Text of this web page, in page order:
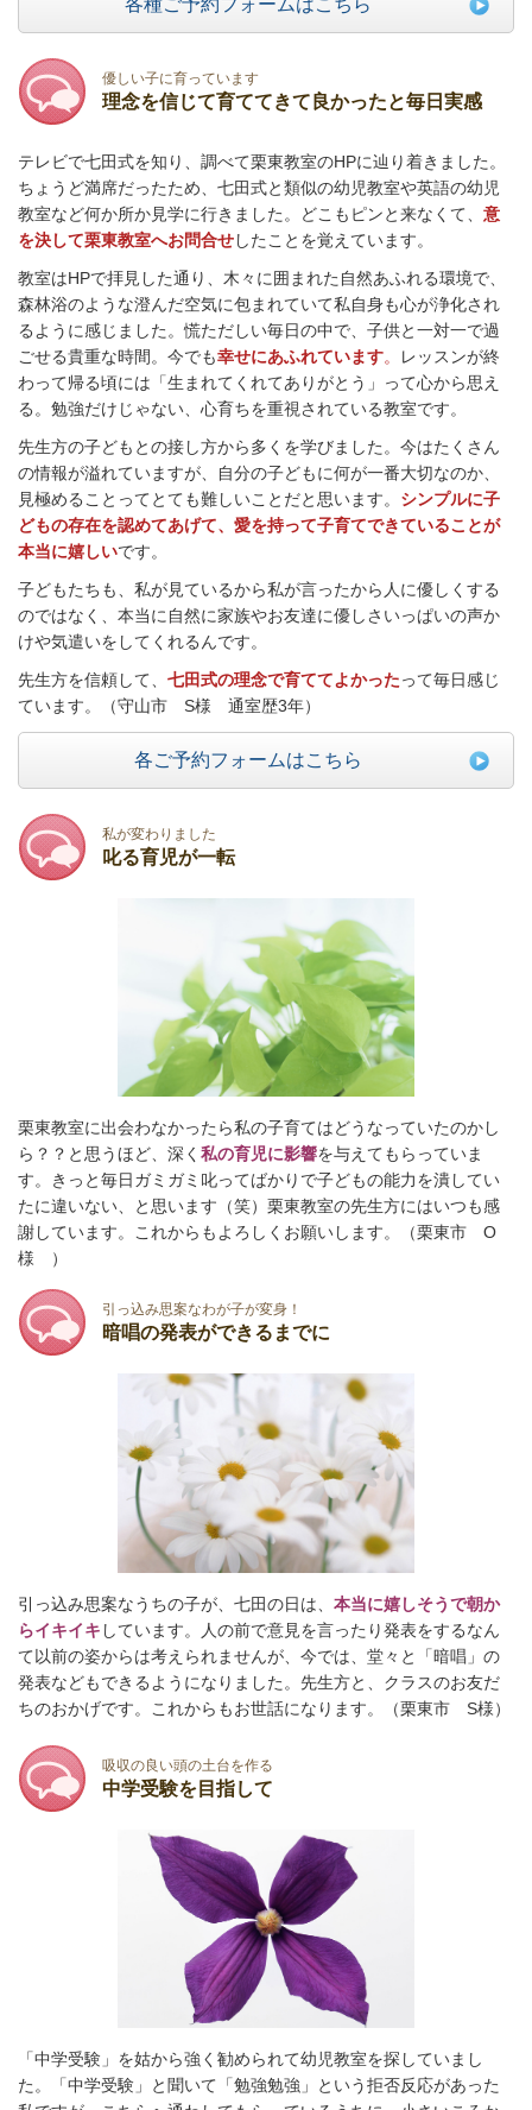
各種ご予約フォームはこちら
優しい子に育っています
理念を信じて育ててきて良かったと毎日実感
テレビで七田式を知り、調べて栗東教室のHPに辿り着きました。
ちょうど満席だったため、七田式と類似の幼児教室や英語の幼児
教室など何か所か見学に行きました。どこもピンと来なくて、 意
を決して栗東教室へお問合せしたことを覚えています。
教室はHPで拝見した通り、木々に囲まれた自然あふれる環境で、
森林浴のような澄んだ空気に包まれていて私自身も心が浄化され
るように感じました。慌ただしい毎日の中で、子供と一対一で過
ごせる貴重な時間。今でも幸せにあふれています。
レッスンが終
わって帰る頃には「生まれてくれてありがとう」って心から思え
る。勉強だけじゃない、心育ちを重視されている教室です。
先生方の子どもとの接し方から多くを学びました。今はたくさん
の情報が溢れていますが、自分の子どもに何が一番大切なのか、
見極めることってとても難しいことだと思います。 シンプルに子
どもの存在を認めてあげて、愛を持って子育てできていることが
本当に嬉しいです。
子どもたちも、私が見ているから私が言ったから人に優しくする
のではなく、本当に自然に家族やお友達に優しさいっぱいの声か
けや気遣いをしてくれるんです。
先生方を信頼して、 七田式の理念で育ててよかったって毎日感じ
ています。（守山市 S様 通室歴3年）
各ご予約フォームはこちら
私が変わりました
叱る育児が一転
栗東教室に出会わなかったら私の子育てはどうなっていたのかし
ら？？と思うほど、深く 私の育児に影響を与えてもらっていま
す。きっと毎日ガミガミ叱ってばかりで子どもの能力を潰してい
たに違いない、と思います（笑）栗東教室の先生方にはいつも感
謝しています。これからもよろしくお願いします。（栗東市 O
様 ）
引っ込み思案なわが子が変身！
暗唱の発表ができるまでに
引っ込み思案なうちの子が、七田の日は、 本当に嬉しそうで朝か
らイキイキ しています。人の前で意見を言ったり発表をするなん
て以前の姿からは考えられませんが、今では、堂々と「暗唱」の
発表などもできるようになりました。先生方と、クラスのお友だ
ちのおかげです。これからもお世話になります。（栗東市 S様）
吸収の良い頭の土台を作る
中学受験を目指して
「中学受験」を姑から強く勧められて幼児教室を探していまし
た。
「中学受験」と聞いて「勉強勉強」という拒否反応があった